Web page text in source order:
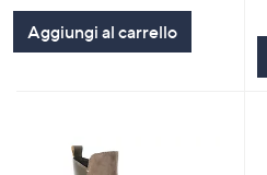
5
Stars
Aggiungi al carrello